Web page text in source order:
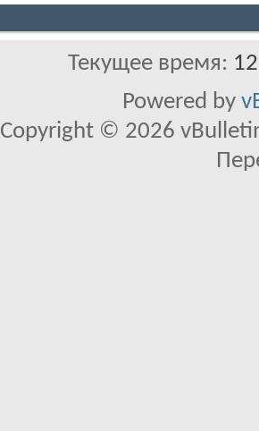
Текущее время:
Powered by
Copyright © 2026